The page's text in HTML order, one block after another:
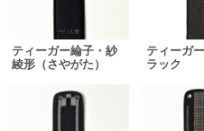
ティーガー綸子・紗
綾形（さやがた）
ティーガ
ラック